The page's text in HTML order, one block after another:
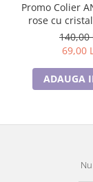
Promo Colier
rose cu
asortati
140,00
69,00
ADAUGA